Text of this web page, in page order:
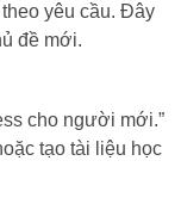
yêu cầu. Đây
đề mới.
cho người mới.”
tạo tài liệu học